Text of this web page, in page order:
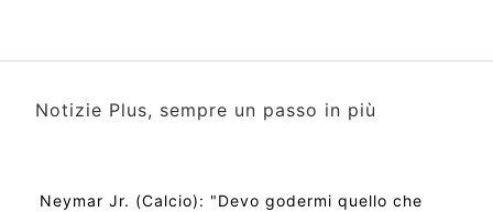
Notizie Plus, sempre un passo in più
Neymar Jr. (Calcio): "Devo godermi quello che